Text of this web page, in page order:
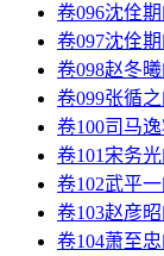
卷096沈佺
卷097沈佺
卷098赵冬
卷099张循
卷100司马
卷101宋务
卷102武平
卷103赵彦
卷104萧至